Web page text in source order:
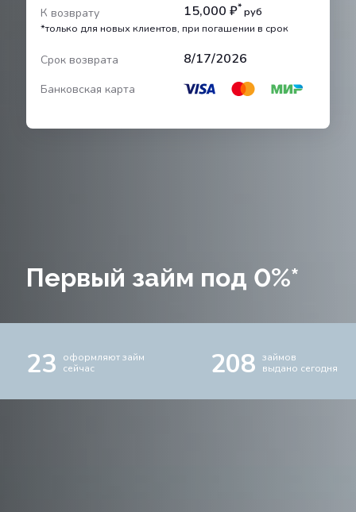
К возврату 15,000 ₽*руб
*только для новых клиентов, при погашении в срок
Срок возврата 8/17/2026
Банковская карта
Первый займ под 0%*
23
оформляют займ
сейчас
208 займов
выдано сегодня